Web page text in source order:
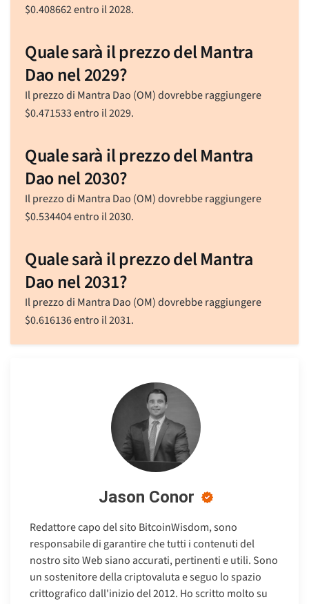
$0.408662entro il 2028.
Quale sarà il prezzo del Mantra
Dao nel 2029?
Il prezzo di Mantra Dao (OM) dovrebbe raggiungere
$0.471533entro il 2029.
Quale sarà il prezzo del Mantra
Dao nel 2030?
Il prezzo di Mantra Dao (OM) dovrebbe raggiungere
$0.534404entro il 2030.
Quale sarà il prezzo del Mantra
Dao nel 2031?
Il prezzo di Mantra Dao (OM) dovrebbe raggiungere
$0.616136entro il 2031.
Jason Conor
Redattore capo del sito BitcoinWisdom, sono
responsabile di garantire che tutti i contenuti del
nostro sito Web siano accurati, pertinenti e utili. Sono
un sostenitore della criptovaluta e seguo lo spazio
crittografico dall'inizio del 2012. Ho scritto molto su